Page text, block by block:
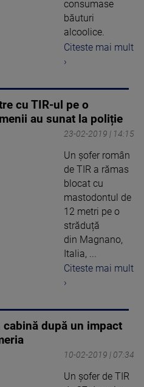
consumase
băuturi
alcoolice.
Citeste mai mult
›
cu TIR-ul pe o
au sunat la poliție
23-02-2019 | 14:15
Un șofer român
de TIR a rămas
blocat cu
mastodontul de
12 metri pe o
străduță
din Magnano,
Italia, ...
Citeste mai mult
›
după un impact
10-02-2019 | 07:34
Un şofer de TIR